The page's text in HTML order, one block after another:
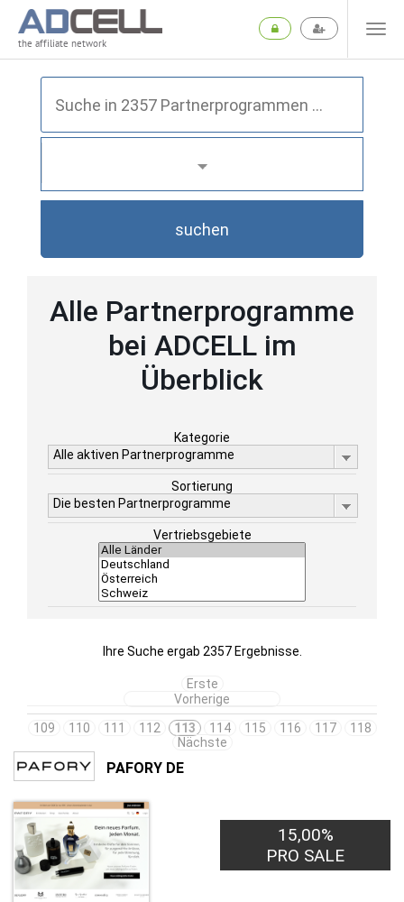
the affiliate network
suchen
Alle Partnerprogramme
bei ADCELL im
Überblick
Kategorie
Alle aktiven Partnerprogramme
Sortierung
Die besten Partnerprogramme
Vertriebsgebiete
Ihre Suche ergab 2357 Ergebnisse.
Erste
Vorherige
109
110 111 112 113 114 115 116 117
118
Nächste
PAFORY DE
20,00€
PRO LEAD
15,00%
PRO SALE